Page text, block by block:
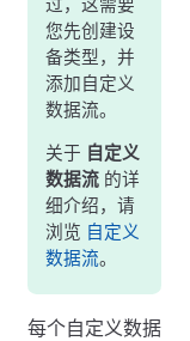
您先创建设
备类型，并
添加自定义
数据流。
关于 自定义
数据流的详
细介绍，请
浏览 自定义
数据流。
每个自定义数据